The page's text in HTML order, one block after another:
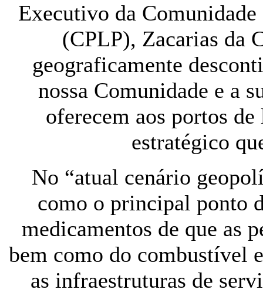
Executivo da Comunidade
(CPLP), Zacarias da
geograficamente
nossa Comunidade e a
oferecem aos portos
estratégico
No “atual cenário
como o principal ponto
medicamentos de que as
bem como do combustível
as infraestruturas de